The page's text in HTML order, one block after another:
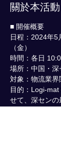
關於本活動
■ 開催概要
日程：2024年5
（金）
時間：各日
場所：中国・深
対象：物流業界
目的：Logi-
せて、深センの